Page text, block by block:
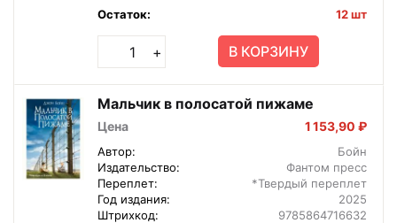
Остаток:
12 шт
+ В КОРЗИНУ
Мальчик в полосатой пижаме
Цена 1 153,90 ₽
Автор:
Бойн
Издательство:
Фантом пресс
Переплет:
*Твердый переплет
Год издания:
2025
Штрихкод:
9785864716632